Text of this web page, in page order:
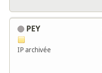
PEY
IP archivée